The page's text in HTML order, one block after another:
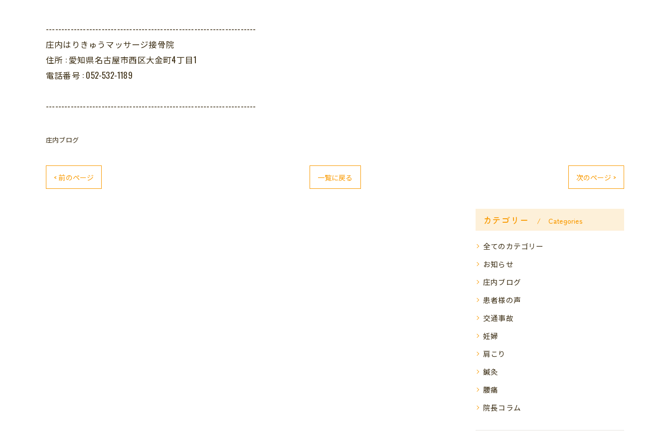
--------------------------------------------------------------------
庄内はりきゅうマッサージ接骨院
住所 : 愛知県名古屋市西区大金町4丁目1
電話番号 : 052-532-1189
--------------------------------------------------------------------
庄内ブログ
< 前のページ 一覧に戻る 次のページ >
カテゴリー Categories
全てのカテゴリー
お知らせ
庄内ブログ
患者様の声
交通事故
妊婦
肩こり
鍼灸
腰痛
院長コラム